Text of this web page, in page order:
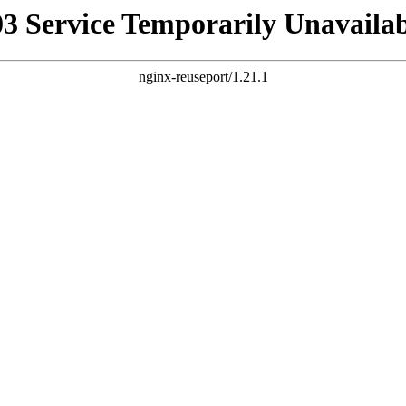
Service Temporarily
nginx-reuseport/1.21.1